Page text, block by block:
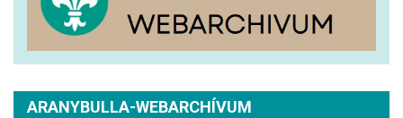
ARANYBULLA-WEBARCHÍVUM